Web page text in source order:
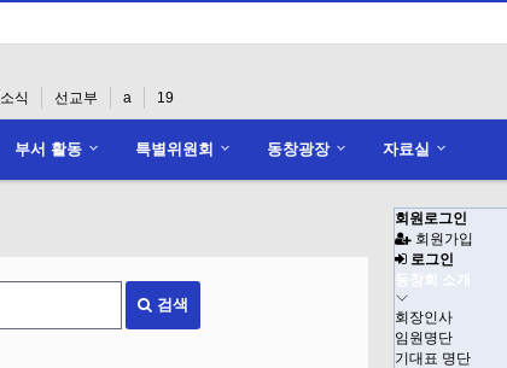
소식 선교부 a 19
부서 활동 특별위원회 동창광장
자료실
검색
회원로그인
회원가입
로그인
동창회 소개
회장인사
임원명단
기대표 명단